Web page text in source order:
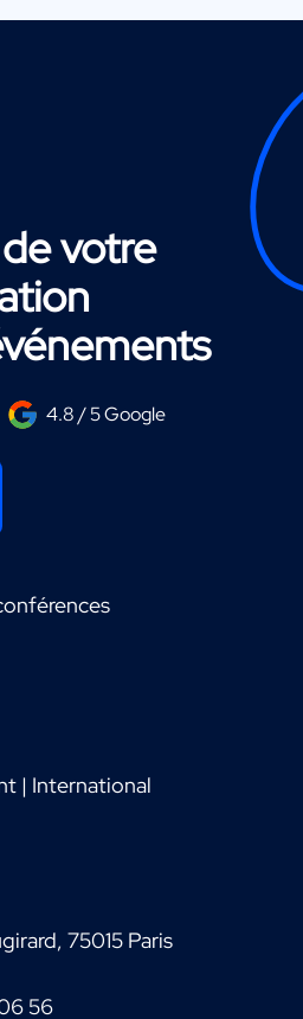
votre
4.8 / 5 Google
| International
75015 Paris
56